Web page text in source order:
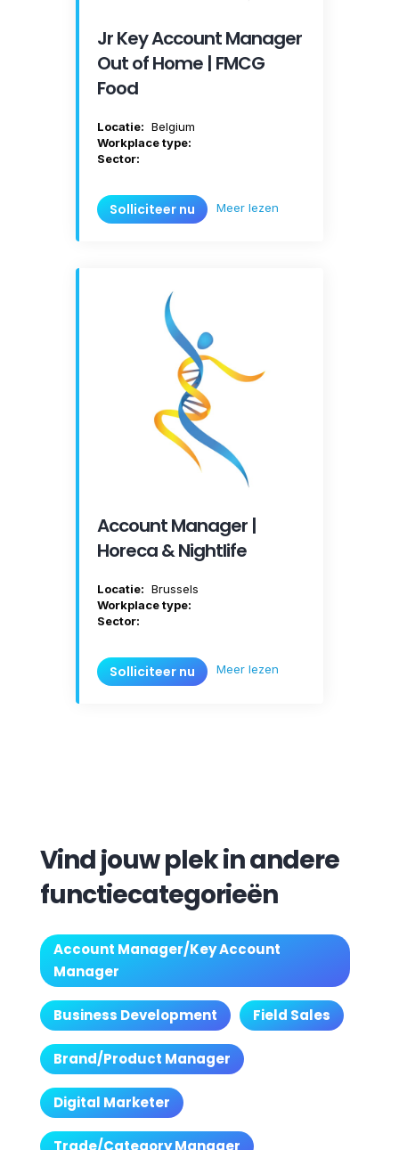
Jr Key Account Manager
Out of Home | FMCG
Food
Locatie: Belgium
Workplace type:
Sector:
Solliciteer nu Meer lezen
Account Manager |
Horeca & Nightlife
Locatie: Brussels
Workplace type:
Sector:
Solliciteer nu Meer lezen
Vind jouw plek in andere
functiecategorieën
Account Manager/Key Account
Manager
Business Development Field Sales
Brand/Product Manager
Digital Marketer